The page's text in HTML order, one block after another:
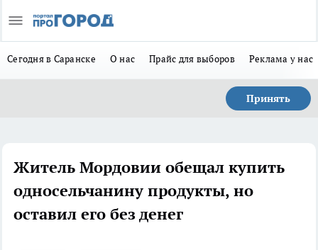
Сегодня в Саранске О нас Прайс для выборов Реклама у нас
Принять
Житель Мордовии обещал купить
односельчанину продукты, но
оставил его без денег